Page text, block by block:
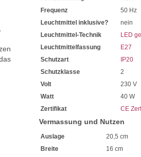
Bei uns im Sortiment finden
Diese sind von enorm
Mit LED-Technik erreichen
Bei Fragen, kontaktieren Sie
Erkundigen Sie sich bei
Wir freuen uns auf Ihre
Frequenz
50 Hz
Leuchtmittel inklusive?
nein
Leuchtmittel-Technik
LED
Leuchtmittelfassung
E27
Schutzart
IP20
Schutzklasse
2
Volt
230 V
Watt
40 W
Zertifikat
CE
Vermassung und Nutzen
Auslage
20,5 cm
Breite
16 cm